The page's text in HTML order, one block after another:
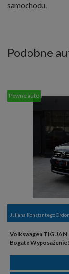
samochodu.
Podobne
Pewne auto
Juliana Konstantego
Volkswagen TIGUAN
Bogate